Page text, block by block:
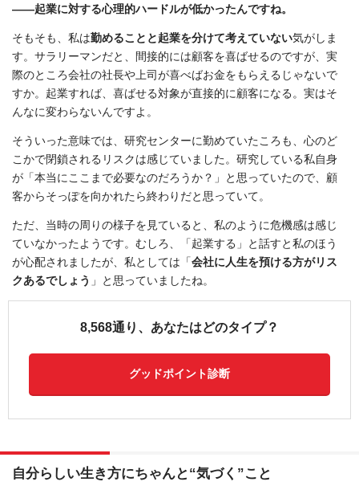
――起業に対する心理的ハードルが低かったんですね。
そもそも、私は勤めることと起業を分けて考えていない気がしま
す。サラリーマンだと、間接的には顧客を喜ばせるのですが、実
際のところ会社の社長や上司が喜べばお金をもらえるじゃないで
すか。起業すれば、喜ばせる対象が直接的に顧客になる。実はそ
んなに変わらないんですよ。
そういった意味では、研究センターに勤めていたころも、心のど
こかで閉鎖されるリスクは感じていました。研究している私自身
が「本当にここまで必要なのだろうか？」と思っていたので、顧
客からそっぽを向かれたら終わりだと思っていて。
ただ、当時の周りの様子を見ていると、私のように危機感は感じ
ていなかったようです。むしろ、「起業する」と話すと私のほう
が心配されましたが、私としては「会社に人生を預ける方がリス
クあるでしょう 」と思っていましたね。
8,568通り、あなたはどのタイプ？
グッドポイント診断
自分らしい生き方にちゃんと“気づく”こと